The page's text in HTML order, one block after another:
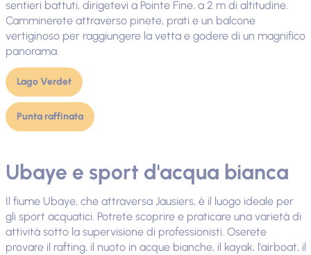
sentieri battuti, dirigetevi a Pointe Fine, a 2 m di altitudine.
Camminerete attraverso pinete, prati e un balcone
vertiginoso per raggiungere la vetta e godere di un magnifico
panorama.
Lago Verdet
Punta raffinata
Ubaye e sport d'acqua bianca
Il fiume Ubaye, che attraversa Jausiers, è il luogo ideale per
gli sport acquatici. Potrete scoprire e praticare una varietà di
attività sotto la supervisione di professionisti. Oserete
provare il rafting, il nuoto in acque bianche, il kayak, l'airboat, il